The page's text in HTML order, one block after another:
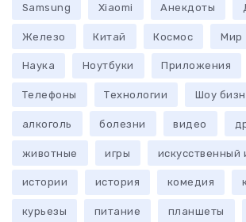
Samsung Xiaomi Анекдоты
Железо Китай Космос Мир
Наука Ноутбуки Приложения
Телефоны Технологии Шоу
алкоголь болезни видео
животные игры искусственный
истории история комедия
курьезы питание планшеты